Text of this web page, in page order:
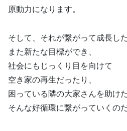
原動力になります。
そして、それが繋がって成長し
また新たな目標ができ、
社会にもじっくり目を向けて
空き家の再生だったり、
困っている隣の大家さんを助けた
そんな好循環に繋がっていくの